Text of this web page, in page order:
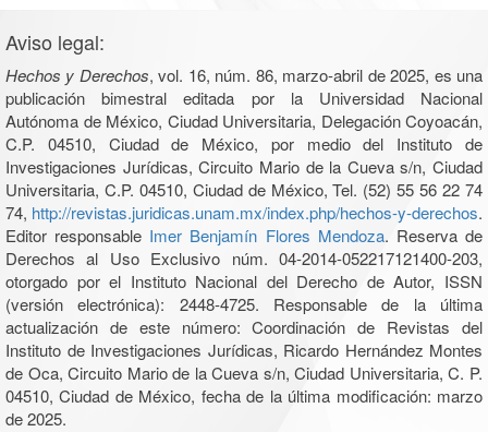
Aviso legal:
Hechos y Derechos, vol. 16, núm. 86, marzo-abril de 2025, es una
publicación bimestral editada por la Universidad Nacional
Autónoma de México, Ciudad Universitaria, Delegación Coyoacán,
C.P. 04510, Ciudad de México, por medio del Instituto de
Investigaciones Jurídicas, Circuito Mario de la Cueva s/n, Ciudad
Universitaria, C.P. 04510, Ciudad de México, Tel. (52) 55 56 22 74
74, http://revistas.juridicas.unam.mx/index.php/hechos-y-derechos.
Editor responsable Imer Benjamín Flores Mendoza. Reserva de
Derechos al Uso Exclusivo núm. 04-2014-052217121400-203,
otorgado por el Instituto Nacional del Derecho de Autor, ISSN
(versión electrónica): 2448-4725. Responsable de la última
actualización de este número: Coordinación de Revistas del
Instituto de Investigaciones Jurídicas, Ricardo Hernández Montes
de Oca, Circuito Mario de la Cueva s/n, Ciudad Universitaria, C. P.
04510, Ciudad de México, fecha de la última modificación: marzo
de 2025.